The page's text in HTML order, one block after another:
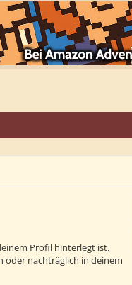
Profil hinterlegt ist.
oder nachträglich in deinem